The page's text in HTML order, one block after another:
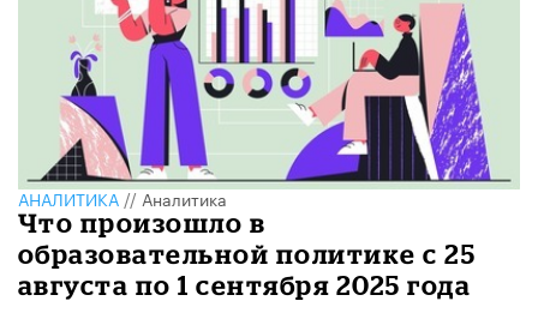
АНАЛИТИКА//Аналитика
Что произошло в
образовательной политике с 25
августа по 1 сентября 2025 года